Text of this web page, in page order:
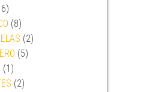
(8)
(2)
(5)
(1)
(2)